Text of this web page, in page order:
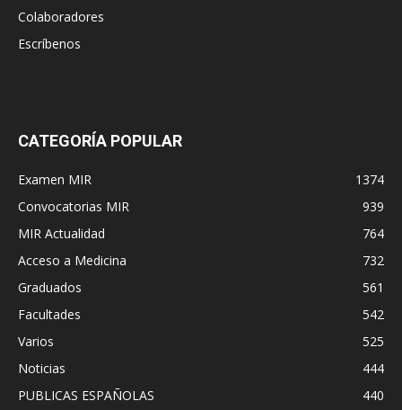
Colaboradores
Escríbenos
CATEGORÍA POPULAR
Examen MIR
1374
Convocatorias MIR
939
MIR Actualidad
764
Acceso a Medicina
732
Graduados
561
Facultades
542
Varios
525
Noticias
444
PUBLICAS ESPAÑOLAS
440